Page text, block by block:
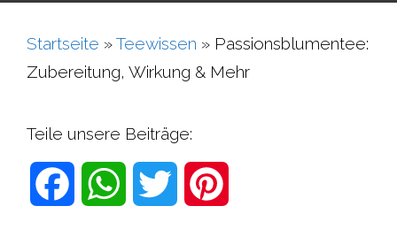
Startseite »Teewissen » Passionsblumentee:
Zubereitung, Wirkung & Mehr
Teile unsere Beiträge:
W